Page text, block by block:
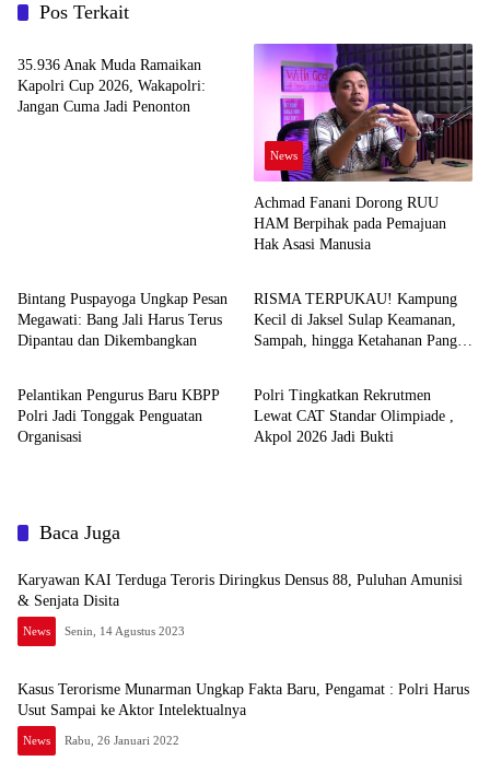
Pos Terkait
News
35.936 Anak Muda Ramaikan
Kapolri Cup 2026, Wakapolri:
Jangan Cuma Jadi Penonton
News
Achmad Fanani Dorong RUU
HAM Berpihak pada Pemajuan
Hak Asasi Manusia
Bintang Puspayoga Ungkap Pesan
Megawati: Bang Jali Harus Terus
Dipantau dan Dikembangkan
News
RISMA TERPUKAU! Kampung
Kecil di Jaksel Sulap Keamanan,
Sampah, hingga Ketahanan Pangan
News
Pelantikan Pengurus Baru KBPP
Polri Jadi Tonggak Penguatan
Organisasi
News
Polri Tingkatkan Rekrutmen
Lewat CAT Standar Olimpiade ,
Akpol 2026 Jadi Bukti
Baca Juga
Karyawan KAI Terduga Teroris Diringkus Densus 88, Puluhan Amunisi
& Senjata Disita
News Senin, 14 Agustus 2023
Kasus Terorisme Munarman Ungkap Fakta Baru, Pengamat : Polri Harus
Usut Sampai ke Aktor Intelektualnya
News Rabu, 26 Januari 2022